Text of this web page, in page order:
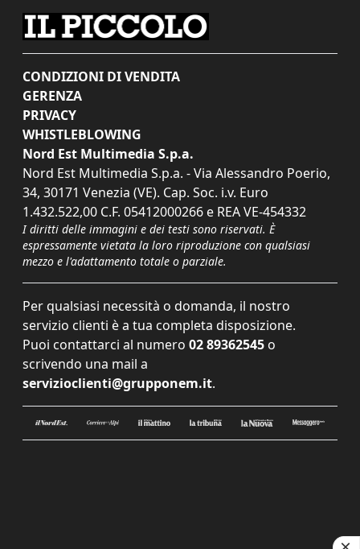
CONDIZIONI DI VENDITA
GERENZA
PRIVACY
WHISTLEBLOWING
Nord Est Multimedia S.p.a.
Nord Est Multimedia S.p.a. - Via Alessandro Poerio,
34, 30171 Venezia (VE). Cap. Soc. i.v. Euro
1.432.522,00 C.F. 05412000266 e REA VE-454332
I diritti delle immagini e dei testi sono riservati. È
espressamente vietata la loro riproduzione con qualsiasi
mezzo e l'adattamento totale o parziale.
Per qualsiasi necessità o domanda, il nostro
servizio clienti è a tua completa disposizione.
Puoi contattarci al numero 02 89362545 o
scrivendo una mail a
servizioclienti@grupponem.it.